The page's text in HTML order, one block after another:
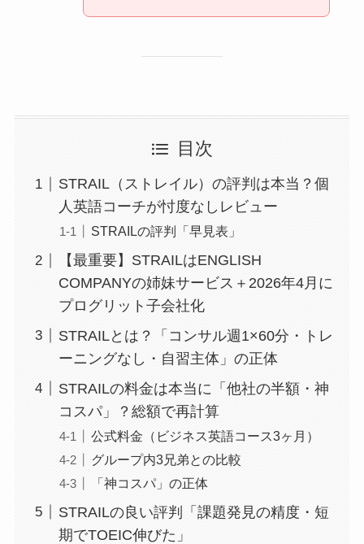
目次
STRAIL（ストレイル）の評判は本当？個
人英語コーチが忖度なしレビュー
STRAILの評判「早見表」
【最重要】STRAILはENGLISH
COMPANYの姉妹サービス＋2026年4月に
プログリット子会社化
STRAILとは？「コンサル週1×60分・トレ
ーニングなし・自習主体」の正体
STRAILの料金は本当に「他社の半額・神
コスパ」？総額で再計算
公式料金（ビジネス英語コース3ヶ月）
グループ内3兄弟との比較
「神コスパ」の正体
STRAILの良い評判「課題発見の精度・短
期でTOEIC伸びた」